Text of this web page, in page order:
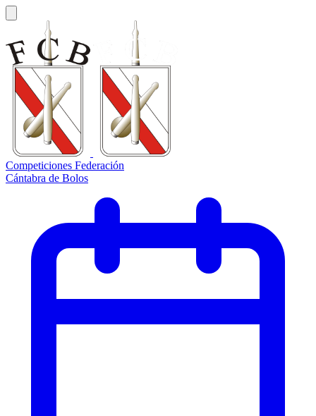
Competiciones Federación
Cántabra de Bolos